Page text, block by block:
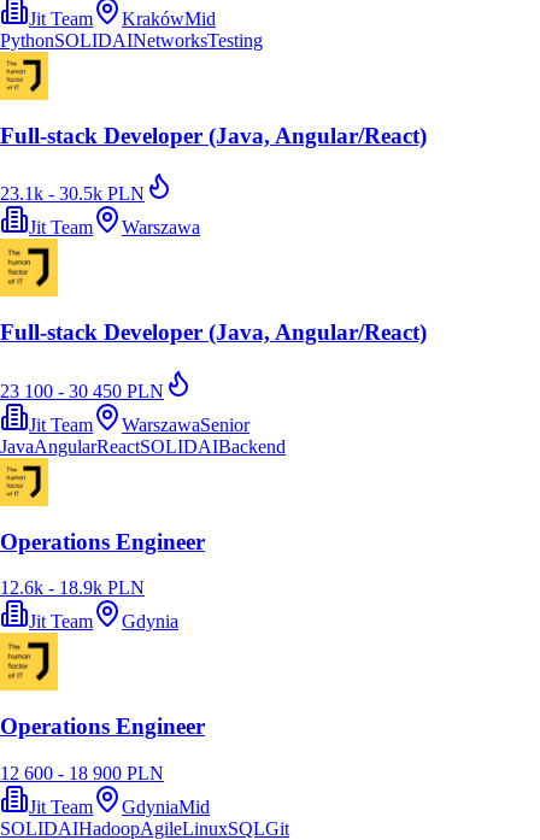
Jit Team
KrakówMid
PythonSOLIDAINetworksTesting
Full-stack Developer (Java, Angular/React)
23.1k - 30.5k PLN
Jit Team
Warszawa
Full-stack Developer (Java, Angular/React)
23 100 - 30 450 PLN
Jit Team
WarszawaSenior
JavaAngularReactSOLIDAIBackend
Operations Engineer
12.6k - 18.9k PLN
Jit Team
Gdynia
Operations Engineer
12 600 - 18 900 PLN
Jit Team
GdyniaMid
SOLIDAIHadoopAgileLinuxSQLGit